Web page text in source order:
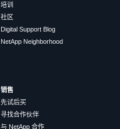
培训
社区
Digital Support Blog
NetApp Neighborhood
销售
先试后买
寻找合作伙伴
与 NetApp 合作